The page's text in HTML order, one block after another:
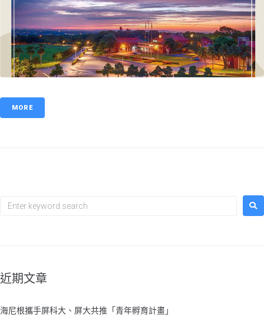
MORE
近期文章
海尼根攜手屏科大、屏大共推「青年孵育計畫」